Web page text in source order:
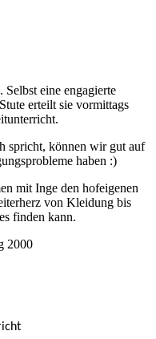
eine engagierte
erteilt sie vormittags
spricht, können wir gut auf
haben :)
mit Inge den hofeigenen
von Kleidung bis
finden kann.
2000